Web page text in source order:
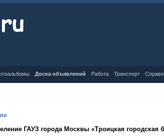
Доска объявлений Работа Транспорт
ГАУЗ города Москвы «Троицкая